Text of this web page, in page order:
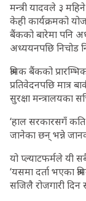
मन्त्री यादवले ३
केही कार्यक्रमको
बैंकको बारेमा पनि
अध्ययनपछि निचोड
श्रमिक बैंकको
प्रतिवेदनपछि मात्र
सुरक्षा मन्त्रालयका
‘हाल सरकारसगँ
जानेका छन् भन्ने
यो प्ल्याटफर्मले यी
‘यसमा दर्ता भएका
सजिलै रोजगारी दिन